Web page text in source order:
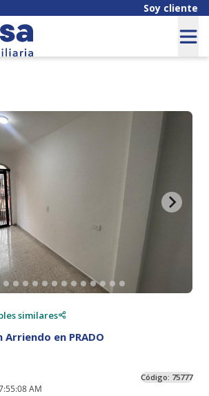
Soy cliente
similares
en PRADO
AM
Código: 75777